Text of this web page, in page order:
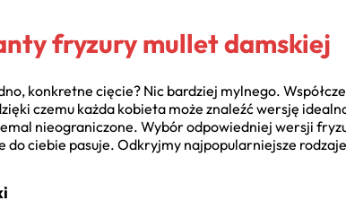
fryzury mullet damskiej
konkretne cięcie? Nic bardziej mylnego.
czemu każda kobieta może znaleźć wersję
nieograniczone. Wybór odpowiedniej wersji
ciebie pasuje. Odkryjmy najpopularniejsze